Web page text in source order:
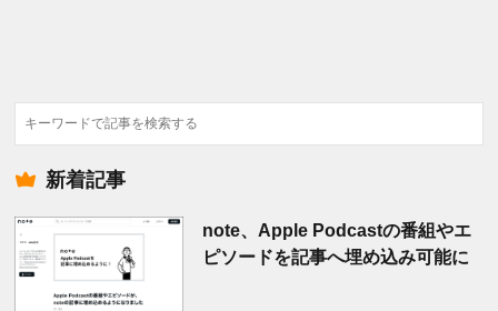
検
索
新着記事
note、Apple Podcastの番組やエ
ピソードを記事へ埋め込み可能に